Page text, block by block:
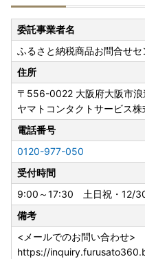
委託事業者名
ふるさと納税商品お問合せセ
住所
〒556-0022 大阪府大阪市
ヤマトコンタクトサービス株
電話番号
0120-977-050
受付時間
9:00～17:30 土日祝・12/
備考
<メールでのお問い合わせ>
https://